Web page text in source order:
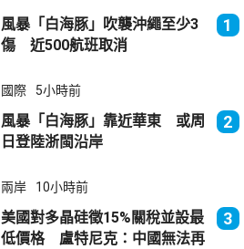
風暴「白海豚」吹襲沖繩至少3
傷 近500航班取消
1
國際 5小時前
風暴「白海豚」靠近華東 或周
日登陸浙閩沿岸
2
兩岸 10小時前
美國對多晶硅徵15%關稅並設最
低價格 盧特尼克：中國無法再
3